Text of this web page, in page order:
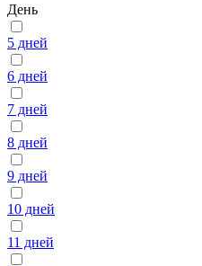
День
5 дней
6 дней
7 дней
8 дней
9 дней
10 дней
11 дней